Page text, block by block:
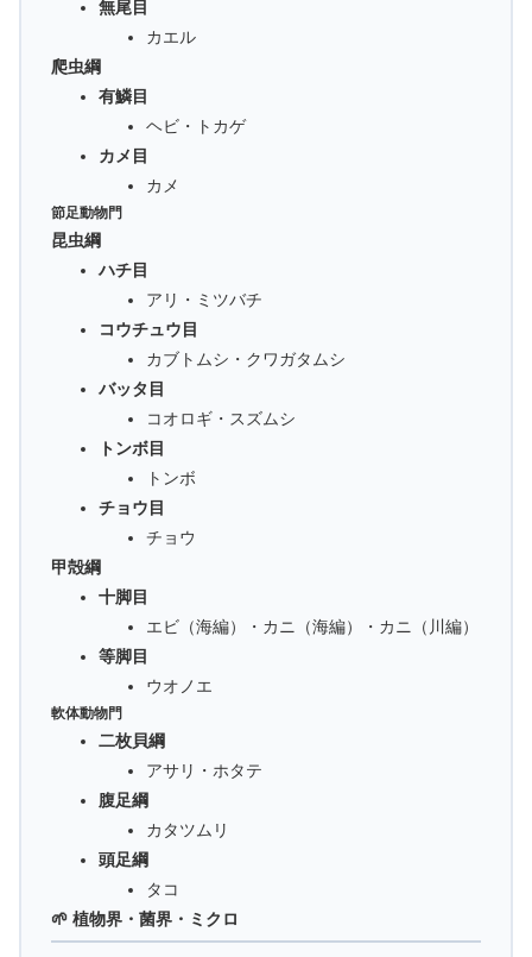
無尾目
カエル
爬虫綱
有鱗目
ヘビ・トカゲ
カメ目
カメ
節足動物門
昆虫綱
ハチ目
アリ・ミツバチ
コウチュウ目
カブトムシ・クワガタムシ
バッタ目
コオロギ・スズムシ
トンボ目
トンボ
チョウ目
チョウ
甲殻綱
十脚目
エビ（海編）・カニ（海編）・カニ（川編）
等脚目
ウオノエ
軟体動物門
二枚貝綱
アサリ・ホタテ
腹足綱
カタツムリ
頭足綱
タコ
🌱 植物界・菌界・ミクロ